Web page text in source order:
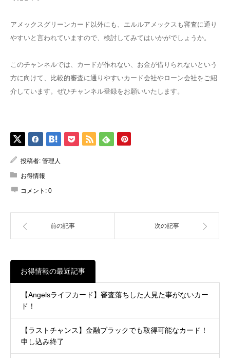
アメックスグリーンカード以外にも、エルルアメックスも審査に通り
やすいと言われていますので、検討してみてはいかがでしょうか。
このチャンネルでは、カードが作れない、お金が借りられないという
方に向けて、比較的審査に通りやすいカード会社やローン会社をご紹
介しています。ぜひチャンネル登録をお願いいたします。
投稿者: 管理人
お得情報
コメント: 0
前の記事 次の記事
お得情報の最近記事
【Angelsライフカード】審査落ちした人見た事がないカー
ド！
【ラストチャンス】金融ブラックでも取得可能なカード！
申し込み終了